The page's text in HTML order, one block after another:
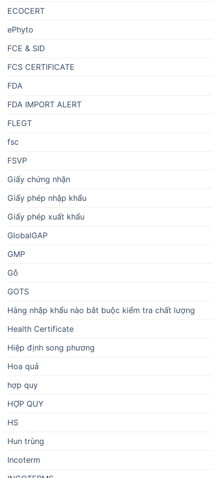
ECOCERT
ePhyto
FCE & SID
FCS CERTIFICATE
FDA
FDA IMPORT ALERT
FLEGT
fsc
FSVP
Giấy chứng nhận
Giấy phép nhập khẩu
Giấy phép xuất khẩu
GlobalGAP
GMP
Gỗ
GOTS
Hàng nhập khẩu nào bắt buộc kiểm tra chất lượng
Health Certificate
Hiệp định song phương
Hoa quả
hợp quy
HỢP QUY
HS
Hun trùng
Incoterm